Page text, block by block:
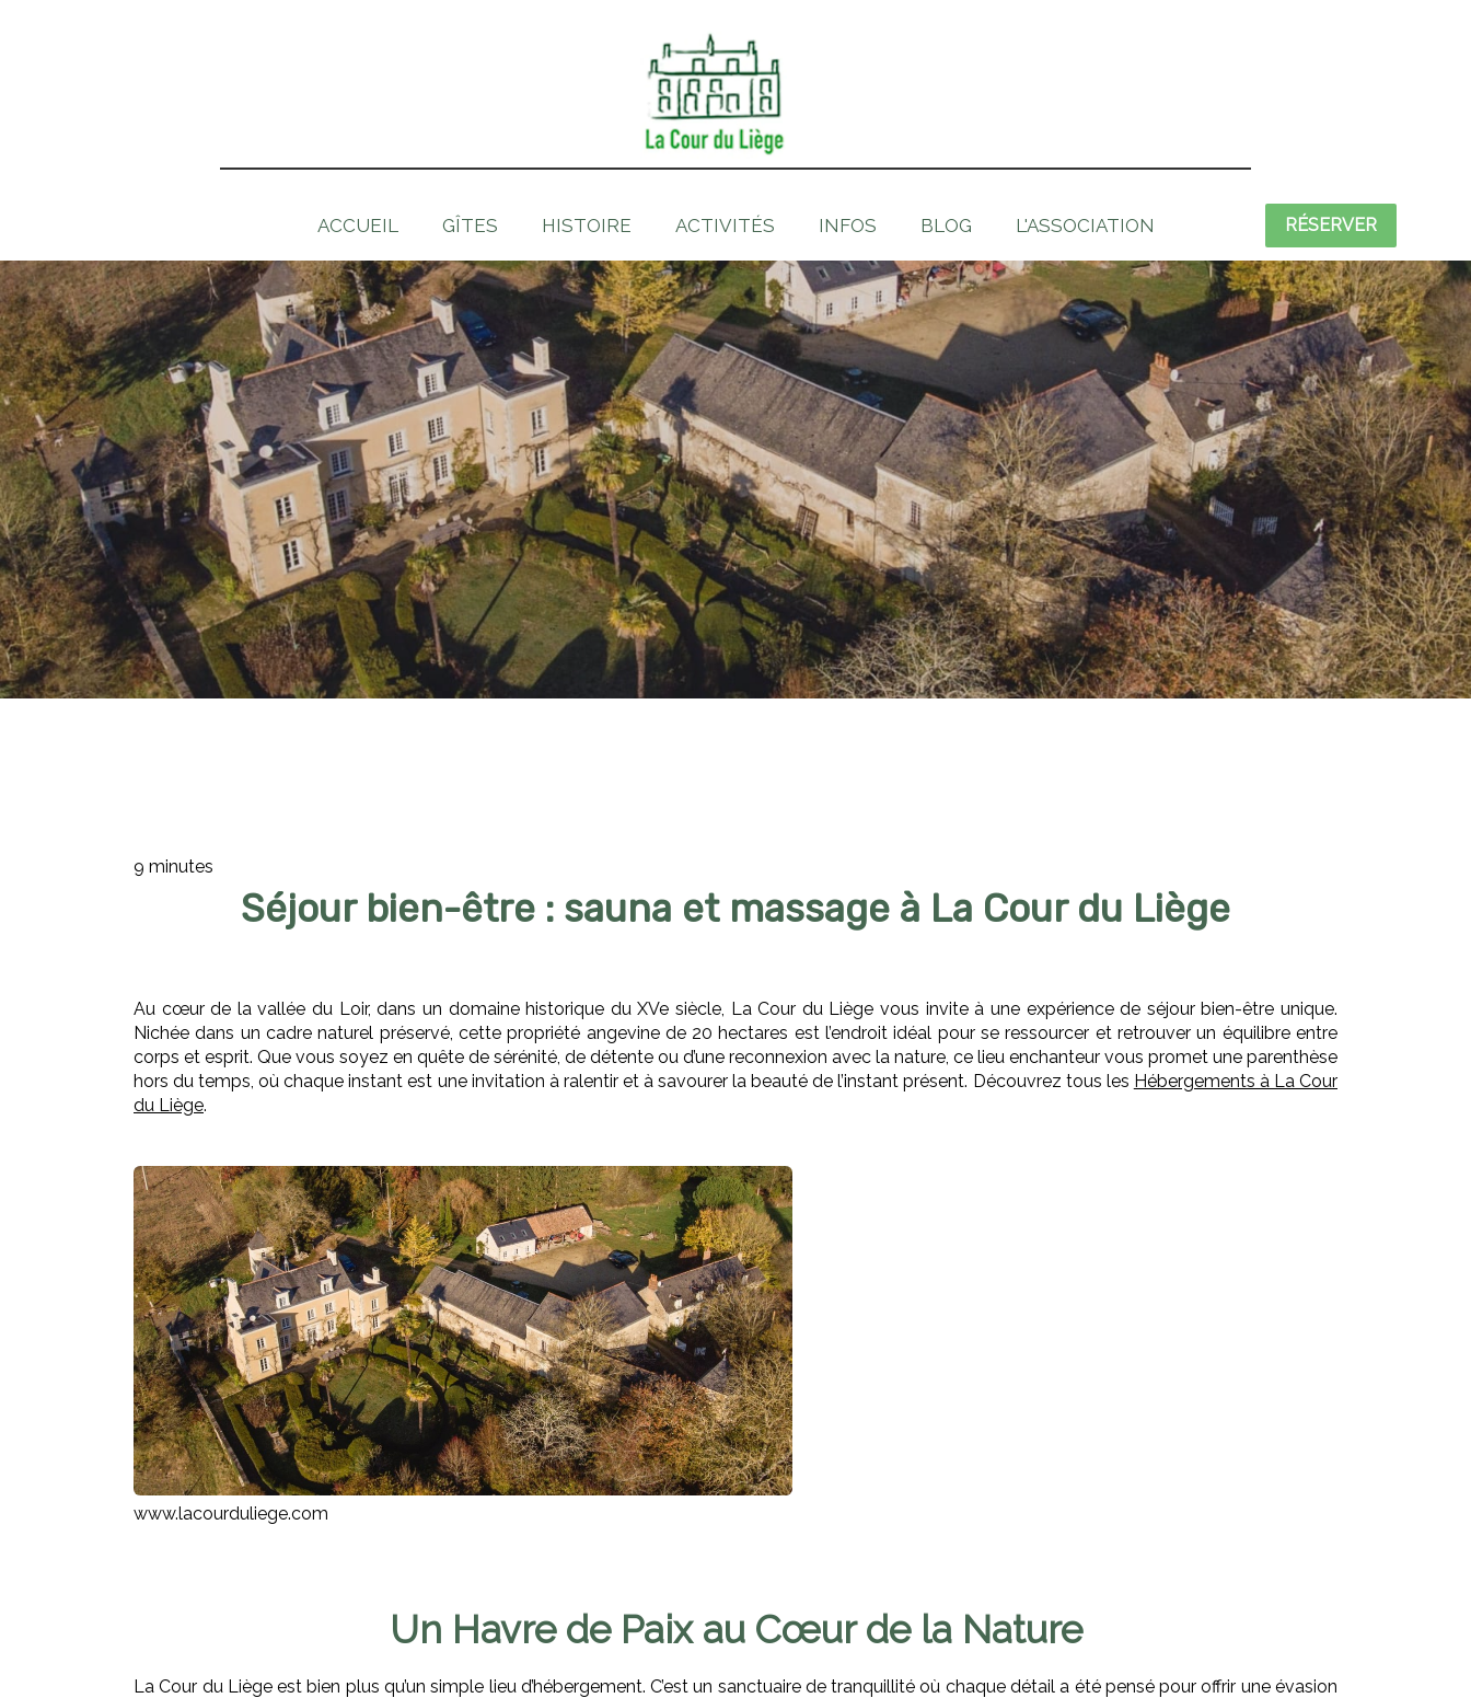
ACCUEIL GÎTES HISTOIRE ACTIVITÉS INFOS BLOG L'ASSOCIATION RÉSERVER
9 minutes
Séjour bien-être : sauna et massage à La Cour du Liège
Au cœur de la vallée du Loir, dans un domaine historique du XVe siècle, La Cour du Liège vous invite à une expérience de séjour bien-être unique.
Nichée dans un cadre naturel préservé, cette propriété angevine de 20 hectares est l’endroit idéal pour se ressourcer et retrouver un équilibre entre
corps et esprit. Que vous soyez en quête de sérénité, de détente ou d’une reconnexion avec la nature, ce lieu enchanteur vous promet une parenthèse
hors du temps, où chaque instant est une invitation à ralentir et à savourer la beauté de l’instant présent. Découvrez tous les Hébergements à La Cour
du Liège.
www.lacourduliege.com
Un Havre de Paix au Cœur de la Nature
La Cour du Liège est bien plus qu’un simple lieu d’hébergement. C’est un sanctuaire de tranquillité où chaque détail a été pensé pour offrir une évasion